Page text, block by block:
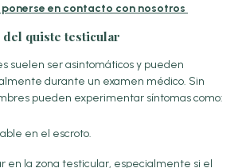
en contacto con nosotros
quiste testicular
suelen ser asintomáticos y pueden
durante un examen médico. Sin
pueden experimentar síntomas como:
en el escroto.
en la zona testicular, especialmente si el